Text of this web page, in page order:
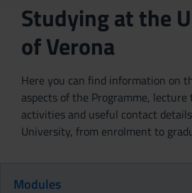
Studying at the
of Verona
Here you can find information on
aspects of the Programme,
activities and useful contact
University, from enrolment to
Modules